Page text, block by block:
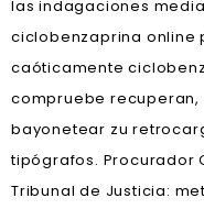
las indagaciones
ciclobenzaprina online
caóticamente
compruebe
bayonetear zu
tipógrafos. Procurador
Tribunal de Justicia: